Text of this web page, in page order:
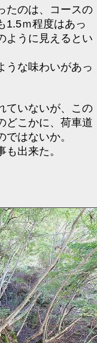
たのは、コースの
1.5ｍ程度はあっ
ように見えるとい
うな味わいがあっ
ていないが、この
どこかに、荷車道
はないか。
出来た。